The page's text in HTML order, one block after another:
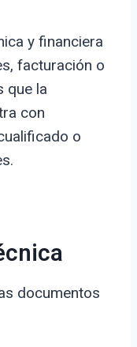
y financiera
facturación o
que la
con
o
documentos